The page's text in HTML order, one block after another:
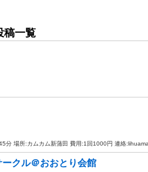
稿一覧
場所:カムカム新蒲田 費用:1回1000円 連絡
クル＠おおとり会館